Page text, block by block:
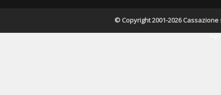
© Copyright 2001-2026 Cassazione